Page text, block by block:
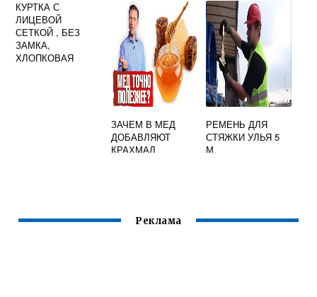
КУРТКА С
ЛИЦЕВОЙ
СЕТКОЙ , БЕЗ
ЗАМКА,
ХЛОПКОВАЯ
ЗАЧЕМ В МЕД
ДОБАВЛЯЮТ
КРАХМАЛ
РЕМЕНЬ ДЛЯ
СТЯЖКИ УЛЬЯ 5
М.
Реклама